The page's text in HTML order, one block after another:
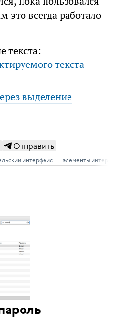
это всегда работало
текста:
текста
выделение
Отправить
интерфейс элементы